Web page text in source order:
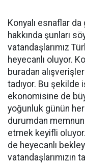
Konyalı esnaflar
hakkında şunları
vatandaşlarımız
heyecanlı oluyor.
buradan
tadıyor. Bu şekilde
ekonomisine de
yoğunluk günün
durumdan
etmek keyifli
de heyecanlı
vatandaşlarımızın